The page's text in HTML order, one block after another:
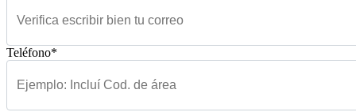
Teléfono*